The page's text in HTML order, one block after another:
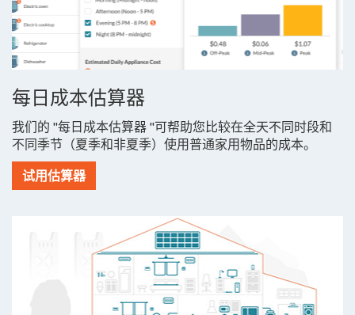
每日成本估算器
我们的 "每日成本估算器 "可帮助您比较在全天不同时段和
不同季节（夏季和非夏季）使用普通家用物品的成本。
试用估算器